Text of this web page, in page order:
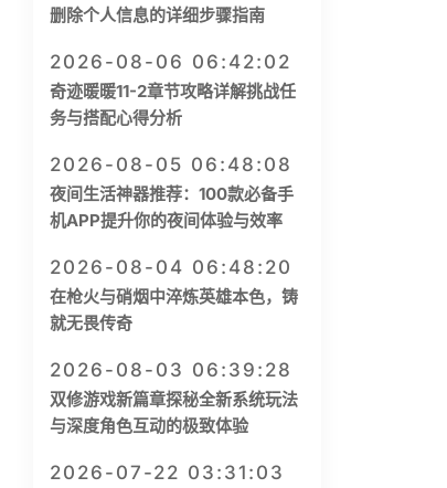
删除个人信息的详细步骤指南
2026-08-06 06:42:02
奇迹暖暖11-2章节攻略详解挑战任
务与搭配心得分析
2026-08-05 06:48:08
夜间生活神器推荐：100款必备手
机APP提升你的夜间体验与效率
2026-08-04 06:48:20
在枪火与硝烟中淬炼英雄本色，铸
就无畏传奇
2026-08-03 06:39:28
双修游戏新篇章探秘全新系统玩法
与深度角色互动的极致体验
2026-07-22 03:31:03